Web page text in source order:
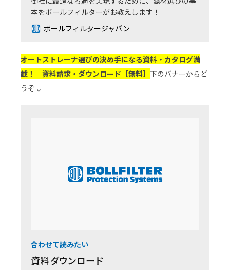
本をボールフィルターがお教えします！
ボールフィルタージャパン
オートストレーナ選びの決め手になる資料・カタログ満
載！｜資料請求・ダウンロード【無料】 下のバナーからど
うぞ↓
合わせて読みたい
資料ダウンロード